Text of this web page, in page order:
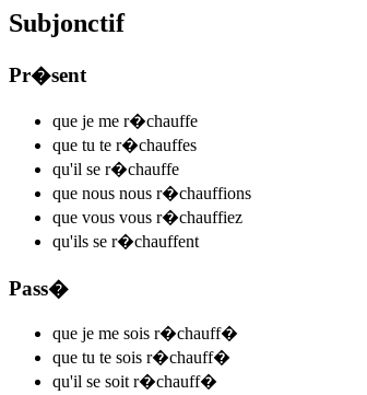
Subjonctif
Pr�sent
que je me r�chauffe
que tu te r�chauffes
qu'il se r�chauffe
que nous nous r�chauffions
que vous vous r�chauffiez
qu'ils se r�chauffent
Pass�
que je me sois r�chauff�
que tu te sois r�chauff�
qu'il se soit r�chauff�